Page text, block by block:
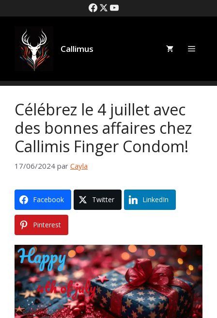
Callimus Menu
Célébrez le 4 juillet avec
des bonnes affaires chez
Callimis Finger Condom!
17/06/2024 par Cayla
Facebook Twitter LinkedIn
Pinterest